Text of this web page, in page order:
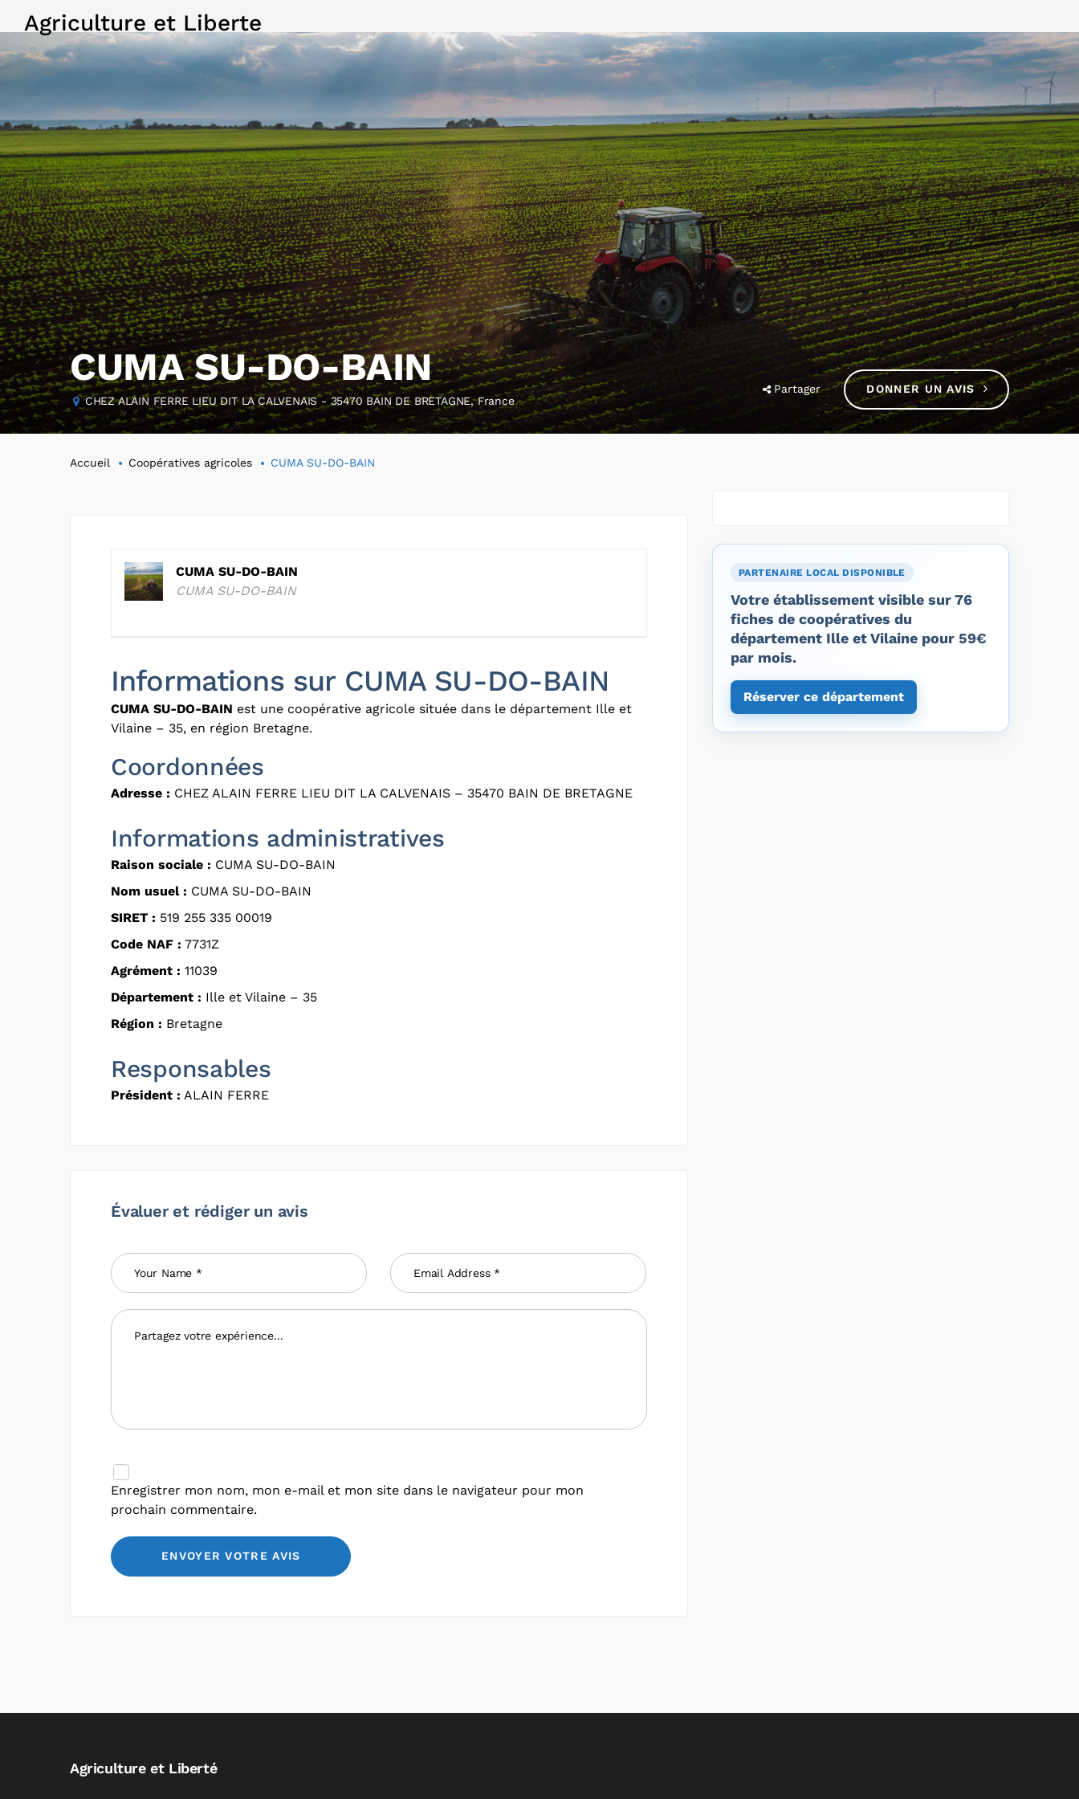
Agriculture et Liberte
CUMA SU-DO-BAIN
CHEZ ALAIN FERRE LIEU DIT LA CALVENAIS - 35470 BAIN DE BRETAGNE, France
Partager DONNER UN AVIS
Accueil Coopératives agricoles CUMA SU-DO-BAIN
CUMA SU-DO-BAIN
CUMA SU-DO-BAIN
Informations sur CUMA SU-DO-BAIN
CUMA SU-DO-BAIN est une coopérative agricole située dans le département Ille et
Vilaine – 35, en région Bretagne.
Coordonnées
Adresse : CHEZ ALAIN FERRE LIEU DIT LA CALVENAIS – 35470 BAIN DE BRETAGNE
Informations administratives
Raison sociale : CUMA SU-DO-BAIN
Nom usuel : CUMA SU-DO-BAIN
SIRET : 519 255 335 00019
Code NAF : 7731Z
Agrément : 11039
Département : Ille et Vilaine – 35
Région : Bretagne
Responsables
Président : ALAIN FERRE
Évaluer et rédiger un avis
Enregistrer mon nom, mon e-mail et mon site dans le navigateur pour mon
prochain commentaire.
PARTENAIRE LOCAL DISPONIBLE
Votre établissement visible sur 76
fiches de coopératives du
département Ille et Vilaine pour 59€
par mois.
Réserver ce département
Agriculture et Liberté